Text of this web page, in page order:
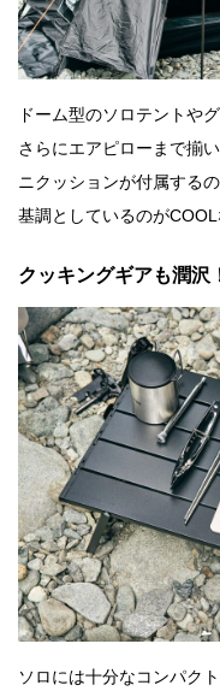
ドーム型のソロテントや
さらにエアピローまで揃
ニクッションが付属する
基調としているのがCOOL
クッキングギアも潤沢
ソロには十分なコンパク